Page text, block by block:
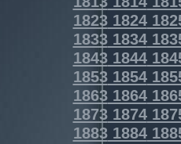
18231824
18331834
18431844
18531854
18631864
18731874
18831884